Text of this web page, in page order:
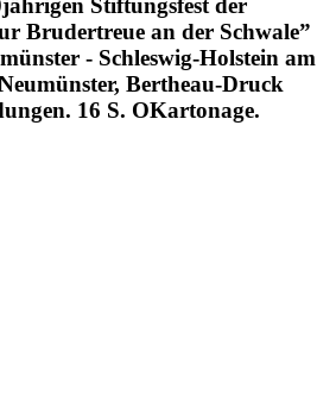
Stiftungsfest der
Brudertreue an der Schwale”
- Schleswig-Holstein am
Bertheau-Druck
16 S. OKartonage.